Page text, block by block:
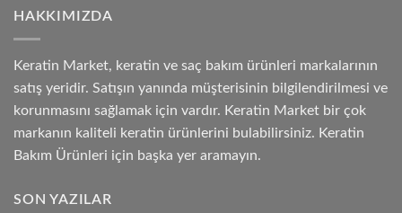
HAKKIMIZDA
Keratin Market, keratin ve saç bakım ürünleri markalarının
satış yeridir. Satışın yanında müşterisinin bilgilendirilmesi ve
korunmasını sağlamak için vardır. Keratin Market bir çok
markanın kaliteli keratin ürünlerini bulabilirsiniz. Keratin
Bakım Ürünleri için başka yer aramayın.
SON YAZILAR